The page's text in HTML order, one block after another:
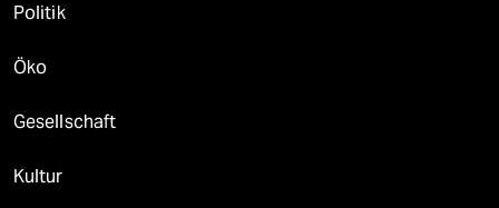
Politik
Öko
Gesellschaft
Kultur